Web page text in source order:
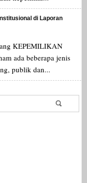
di Laporan
KEPEMILIKAN
ada beberapa jenis
publik dan...